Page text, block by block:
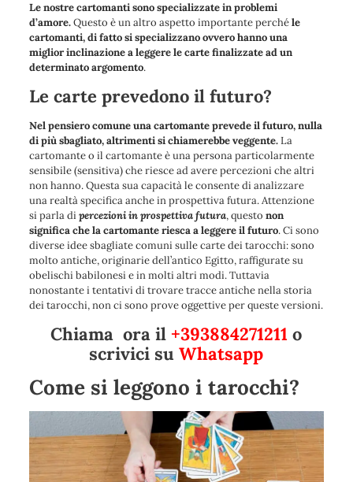
Le nostre cartomanti sono specializzate in problemi
d’amore.Questo è un altro aspetto importante perchéle
cartomanti, di fatto si specializzano ovvero hanno una
miglior inclinazione a leggere le carte finalizzate ad un
determinato argomento.
Le carte prevedono il futuro?
Nel pensiero comune una cartomante prevede il futuro, nulla
di più sbagliato, altrimenti si chiamerebbe veggente.La
cartomante o il cartomante è una persona particolarmente
sensibile (sensitiva) che riesce ad avere percezioni che altri
non hanno. Questa sua capacità le consente di analizzare
una realtà specifica anche in prospettiva futura. Attenzione
si parla dipercezioni in prospettiva futura, questo non
significa che la cartomante riesca a leggere il futuro. Ci sono
diverse idee sbagliate comuni sulle carte dei tarocchi: sono
molto antiche, originarie dell’antico Egitto, raffigurate su
obelischi babilonesi e in molti altri modi. Tuttavia
nonostante i tentativi di trovare tracce antiche nella storia
dei tarocchi, non ci sono prove oggettive per queste versioni.
Chiama ora il +393884271211 o
scrivici suWhatsapp
Come si leggono i tarocchi?